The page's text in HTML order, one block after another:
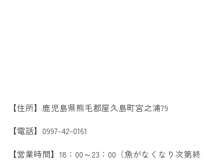
【住所】鹿児島県熊毛郡屋久島町宮之浦79
【電話】0997-42-0161
【営業時間】18：00～23：00（魚がなくなり次第終